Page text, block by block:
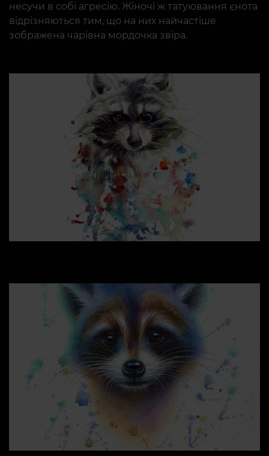
несучи в собі агресію. Жіночі ж татуювання єнота
відрізняються тим, що на них найчастіше
зображена чарівна мордочка звіра.